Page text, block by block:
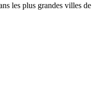
les plus grandes villes de